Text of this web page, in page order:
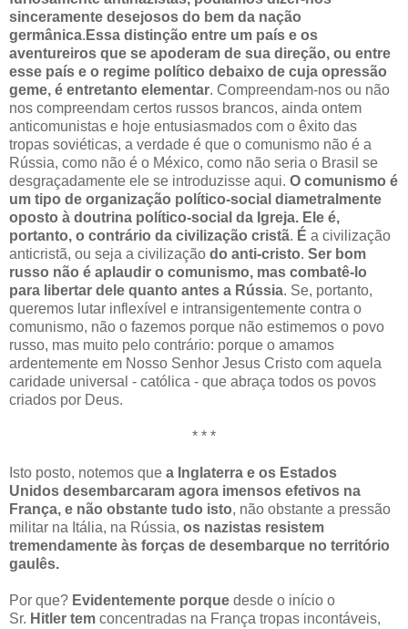
sinceramente desejosos do bem da nação
germânica. Essa distinção entre um país e os
aventureiros que se apoderam de sua direção, ou entre
esse país e o regime político debaixo de cuja opressão
geme, é entretanto elementar. Compreendam-nos ou não
nos compreendam certos russos brancos, ainda ontem
anticomunistas e hoje entusiasmados com o êxito das
tropas soviéticas, a verdade é que o comunismo não é a
Rússia, como não é o México, como não seria o Brasil se
desgraçadamente ele se introduzisse aqui. O comunismo é
um tipo de organização político-social diametralmente
oposto à doutrina político-social da Igreja. Ele é,
portanto, o contrário da civilização cristã. É a civilização
anticristã, ou seja a civilização do anti-cristo. Ser bom
russo não é aplaudir o comunismo, mas combatê-lo
para libertar dele quanto antes a Rússia. Se, portanto,
queremos lutar inflexível e intransigentemente contra o
comunismo, não o fazemos porque não estimemos o povo
russo, mas muito pelo contrário: porque o amamos
ardentemente em Nosso Senhor Jesus Cristo com aquela
caridade universal ‑ católica ‑ que abraça todos os povos
criados por Deus.
* * *
Isto posto, notemos que a Inglaterra e os Estados
Unidos desembarcaram agora imensos efetivos na
França, e não obstante tudo isto, não obstante a pressão
militar na Itália, na Rússia, os nazistas resistem
tremendamente às forças de desembarque no território
gaulês.
Por que? Evidentemente porque desde o início o
Sr. Hitler tem concentradas na França tropas incontáveis,